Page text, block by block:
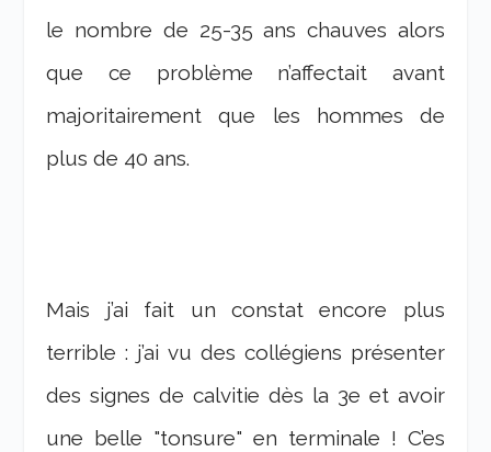
le nombre de 25-35 ans chauves alors
que ce problème n’affectait avant
majoritairement que les hommes de
plus de 40 ans.
Mais j’ai fait un constat encore plus
terrible : j’ai vu des collégiens présenter
des signes de calvitie dès la 3e et avoir
une belle "tonsure" en terminale ! C’es